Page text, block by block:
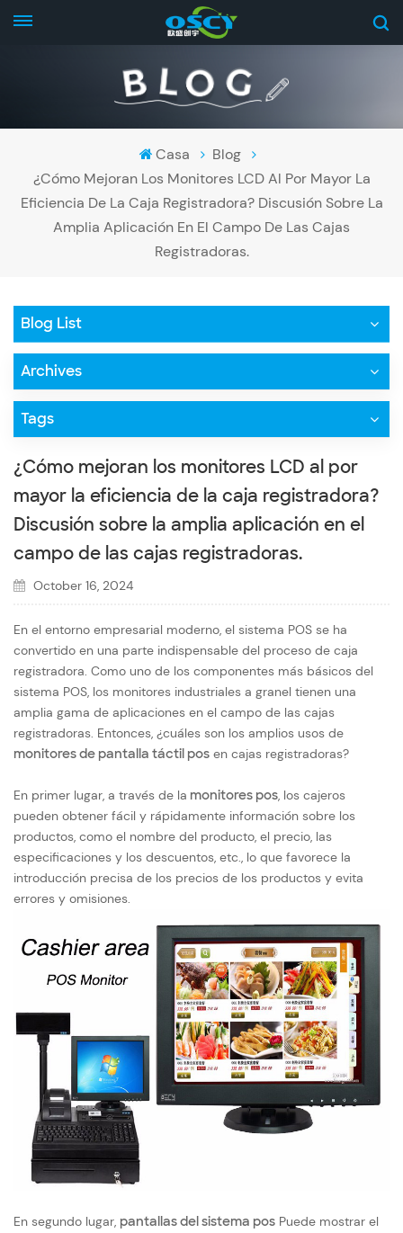
Casa
Blog
¿Cómo Mejoran Los Monitores LCD Al Por Mayor La
Eficiencia De La Caja Registradora? Discusión Sobre La
Amplia Aplicación En El Campo De Las Cajas
Registradoras.
Blog List
Archives
Tags
¿Cómo mejoran los monitores LCD al por
mayor la eficiencia de la caja registradora?
Discusión sobre la amplia aplicación en el
campo de las cajas registradoras.
October 16, 2024
En el entorno empresarial moderno, el sistema POS se ha
convertido en una parte indispensable del proceso de caja
registradora. Como uno de los componentes más básicos del
sistema POS, los monitores industriales a granel tienen una
amplia gama de aplicaciones en el campo de las cajas
registradoras. Entonces, ¿cuáles son los amplios usos de
monitores de pantalla táctil pos en cajas registradoras?
En primer lugar, a través de la monitores pos, los cajeros
pueden obtener fácil y rápidamente información sobre los
productos, como el nombre del producto, el precio, las
especificaciones y los descuentos, etc., lo que favorece la
introducción precisa de los precios de los productos y evita
errores y omisiones.
En segundo lugar, pantallas del sistema pos Puede mostrar el